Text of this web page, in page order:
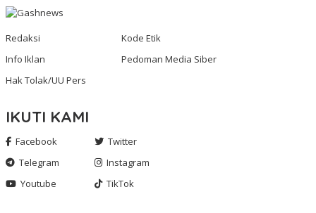
Redaksi
Kode Etik
Info Iklan
Pedoman Media Siber
Hak Tolak/UU Pers
IKUTI KAMI
Facebook
Twitter
Telegram
Instagram
Youtube
TikTok